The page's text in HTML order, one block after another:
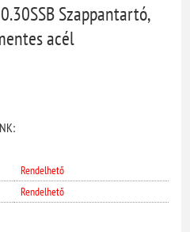
Szappantartó,
acél
Rendelhető
Rendelhető